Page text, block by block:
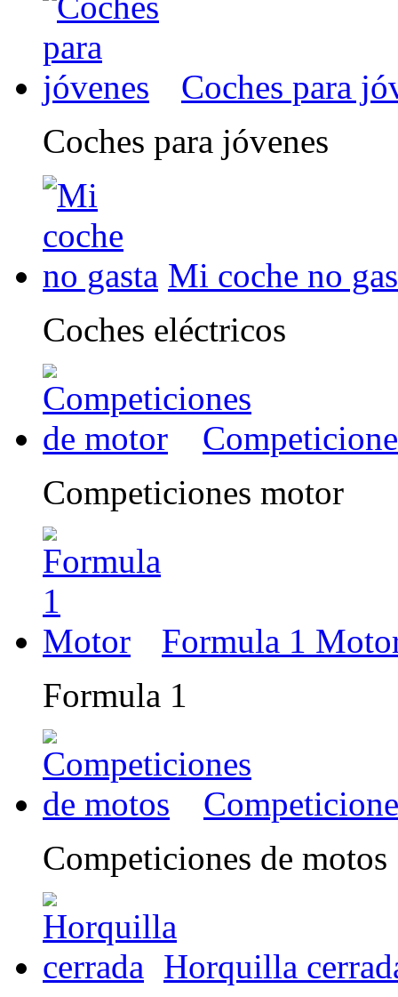
Coches para
Coches para jóvenes
Mi coche no
Coches eléctricos
Competiciones motor
Formula 1
Formula 1
Competiciones de motos
Horquilla